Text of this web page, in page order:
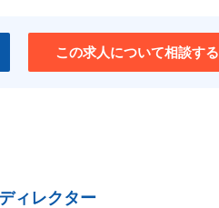
この求人について相談する
ィレクター